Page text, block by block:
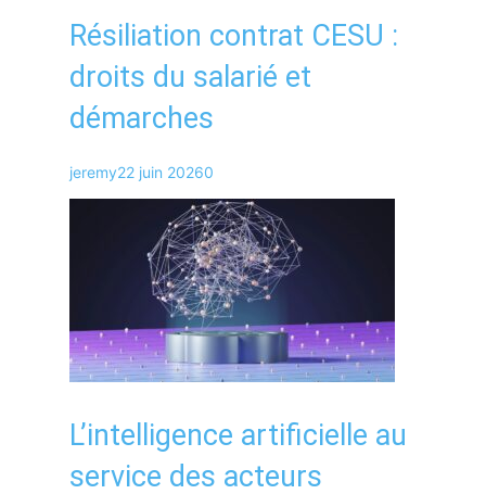
Résiliation contrat CESU :
droits du salarié et
démarches
jeremy22 juin 20260
L’intelligence artificielle au
service des acteurs